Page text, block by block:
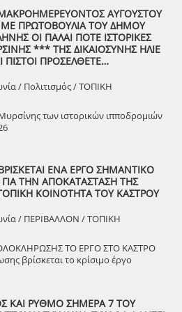
ΑΥΓΟΥΣΤΟΥ
ΠΡΩΤΟΒΟΥΛΙΑ ΤΟΥ ΔΗΜΟΥ
ΟΙ ΠΑΛΑΙ ΠΟΤΕ ΙΣΤΟΡΙΚΕΣ
*** ΤΗΣ ΔΙΚΑΙΟΣΥΝΗΣ ΗΛΙΕ
ΠΙΣΤΟΙ ΠΡΟΣΕΛΘΕΤΕ…
/ Πολιτισμός / ΤΟΠΙΚΗ
των ιστορικών ιπποδρομιών
ΕΝΑ ΕΡΓΟ ΣΗΜΑΝΤΙΚΟ
ΤΗΝ ΑΠΟΚΑΤΑΣΤΑΣΗ ΤΗΣ
ΚΟΙΝΟΤΗΤΑ ΤΟΥ ΚΑΣΤΡΟΥ
/ ΠΕΡΙΒΑΛΛΟΝ / ΤΟΠΙΚΗ
ΤΟ ΕΡΓΟ ΣΤΟ ΚΑΣΤΡΟ
βρίσκεται το κρίσιμο έργο
στην Τ.Κ. Κάστρου,
ευρώ. Έπειτα από αυτοψία που
Τεχνικής Υπηρεσίας και εκπροσώπους
ΚΑΙ ΡΥΘΜΟ ΣΗΜΕΡΑ 7 ΤΟΥ